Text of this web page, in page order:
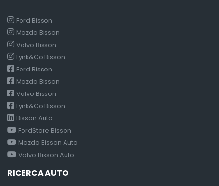
Ford Bisson
Mazda Bisson
Volvo Bisson
Lynk&Co Bisson
Ford Bisson
Mazda Bisson
Volvo Bisson
Lynk&Co Bisson
Bisson Auto
FordStore Bisson
Mazda Bisson Auto
Volvo Bisson Auto
RICERCA AUTO